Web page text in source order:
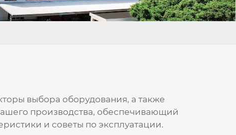
выбора оборудования, а также
производства, обеспечивающий
и советы по эксплуатации.